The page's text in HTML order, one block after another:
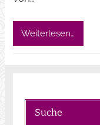
Weiterlesen…
Suche